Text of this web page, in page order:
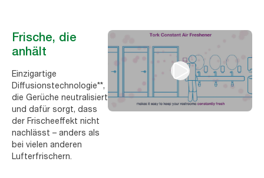
Frische, die
anhält
Einzigartige
Diffusionstechnologie**,
die Gerüche neutralisiert
und dafür sorgt, dass
der Frischeeffekt nicht
nachlässt – anders als
bei vielen anderen
Lufterfrischern.